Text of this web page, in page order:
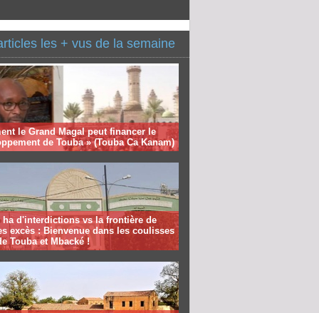
les + vus de la semaine
le Grand Magal peut financer le
de Touba » (Touba Ca Kanam)
ha d'interdictions vs la frontière de
excès : Bienvenue dans les coulisses
Touba et Mbacké !